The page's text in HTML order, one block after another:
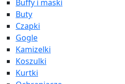
Buffy i maski
Buty
Czapki
Gogle
Kamizelki
Koszulki
Kurtki